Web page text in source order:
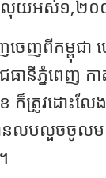
លុយអស់១,២០០
ញចេញពីកម្ពុ
ានីភ្នំពេញ កា
ែ ក៏ត្រូវដោ
នលបលួចចូលម